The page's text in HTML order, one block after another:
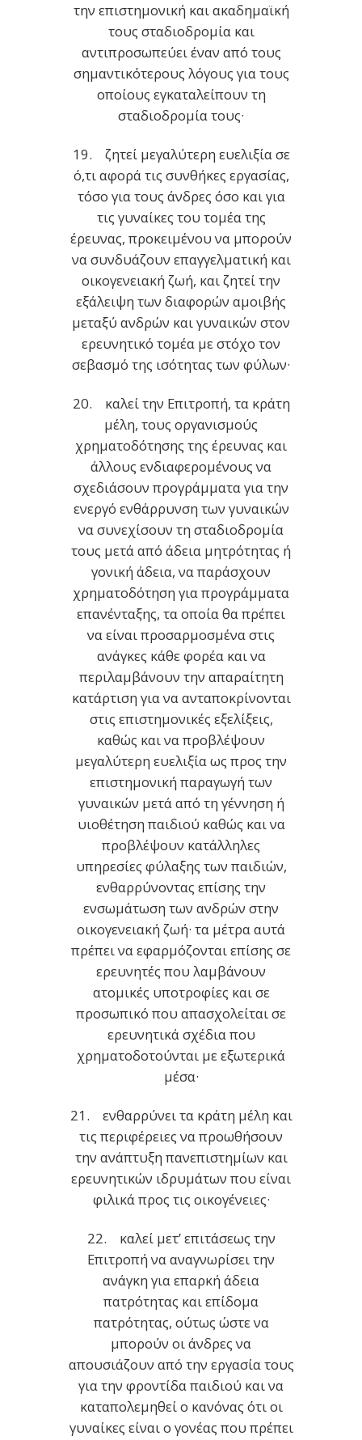
την επιστημονική και ακαδημαϊκή
τους σταδιοδρομία και
αντιπροσωπεύει έναν από τους
σημαντικότερους λόγους για τους
οποίους εγκαταλείπουν τη
σταδιοδρομία τους·
19. ζητεί μεγαλύτερη ευελιξία σε
ό,τι αφορά τις συνθήκες εργασίας,
τόσο για τους άνδρες όσο και για
τις γυναίκες του τομέα της
έρευνας, προκειμένου να μπορούν
να συνδυάζουν επαγγελματική και
οικογενειακή ζωή, και ζητεί την
εξάλειψη των διαφορών αμοιβής
μεταξύ ανδρών και γυναικών στον
ερευνητικό τομέα με στόχο τον
σεβασμό της ισότητας των φύλων·
20. καλεί την Επιτροπή, τα κράτη
μέλη, τους οργανισμούς
χρηματοδότησης της έρευνας και
άλλους ενδιαφερομένους να
σχεδιάσουν προγράμματα για την
ενεργό ενθάρρυνση των γυναικών
να συνεχίσουν τη σταδιοδρομία
τους μετά από άδεια μητρότητας ή
γονική άδεια, να παράσχουν
χρηματοδότηση για προγράμματα
επανένταξης, τα οποία θα πρέπει
να είναι προσαρμοσμένα στις
ανάγκες κάθε φορέα και να
περιλαμβάνουν την απαραίτητη
κατάρτιση για να ανταποκρίνονται
στις επιστημονικές εξελίξεις,
καθώς και να προβλέψουν
μεγαλύτερη ευελιξία ως προς την
επιστημονική παραγωγή των
γυναικών μετά από τη γέννηση ή
υιοθέτηση παιδιού καθώς και να
προβλέψουν κατάλληλες
υπηρεσίες φύλαξης των παιδιών,
ενθαρρύνοντας επίσης την
ενσωμάτωση των ανδρών στην
οικογενειακή ζωή· τα μέτρα αυτά
πρέπει να εφαρμόζονται επίσης σε
ερευνητές που λαμβάνουν
ατομικές υποτροφίες και σε
προσωπικό που απασχολείται σε
ερευνητικά σχέδια που
χρηματοδοτούνται με εξωτερικά
μέσα·
21. ενθαρρύνει τα κράτη μέλη και
τις περιφέρειες να προωθήσουν
την ανάπτυξη πανεπιστημίων και
ερευνητικών ιδρυμάτων που είναι
φιλικά προς τις οικογένειες·
22. καλεί μετ’ επιτάσεως την
Επιτροπή να αναγνωρίσει την
ανάγκη για επαρκή άδεια
πατρότητας και επίδομα
πατρότητας, ούτως ώστε να
μπορούν οι άνδρες να
απουσιάζουν από την εργασία τους
για την φροντίδα παιδιού και να
καταπολεμηθεί ο κανόνας ότι οι
γυναίκες είναι ο γονέας που πρέπει